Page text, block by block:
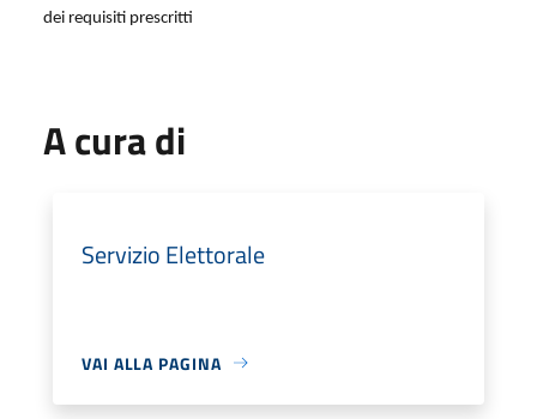
dei requisiti prescritti
A cura di
Servizio Elettorale
VAI ALLA PAGINA